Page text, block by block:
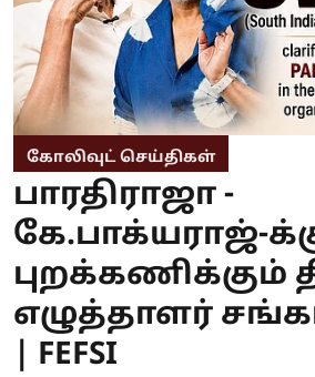
கோலிவுட் செய்திகள்
பாரதிராஜா -
கே.பாக்யராஜ்-
புறக்கணிக்கும்
எழுத்தாளர்
| FEFSI